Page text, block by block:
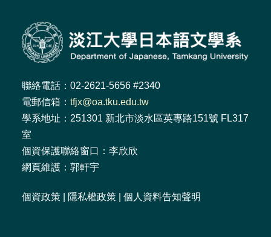
聯絡電話：02-2621-5656 #2340
電郵信箱： tfjx@oa.tku.edu.tw
學系地址：251301 新北市淡水區英專路151號 FL317
室
個資保護聯絡窗口：李欣欣
網頁維護：郭軒宇
個資政策 隱私權政策 個人資料告知聲明